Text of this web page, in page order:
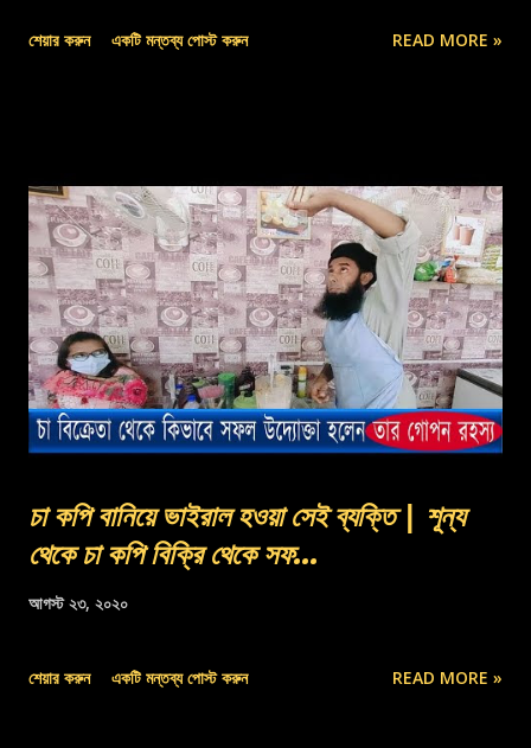
শেয়ার করুন একটি মন্তব্য পোস্ট করুন READ MORE »
চা কপি বানিয়ে ভাইরাল হওয়া সেই ব্যক্তি | শূন্য
থেকে চা কপি বিক্রি থেকে সফ...
আগস্ট ২৩, ২০২০
শেয়ার করুন একটি মন্তব্য পোস্ট করুন READ MORE »